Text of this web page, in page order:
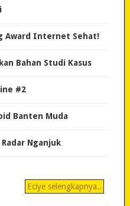
Award Internet Sehat!
Bahan Studi Kasus
#2
Banten Muda
Radar Nganjuk
Eciye selengkapnya..